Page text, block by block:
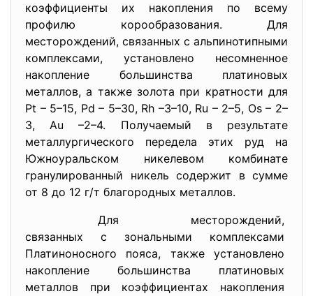
коэффициенты их накопления по всему
профилю корообразования. Для
месторождений, связанных с альпинотипными
комплексами, установлено несомненное
накопление большинства платиновых
металлов, а также золота при кратности для
Pt – 5–15, Pd – 5–30, Rh –3–10, Ru – 2–5, Os – 2–
3, Au –2–4. Получаемый в результате
металлургического передела этих руд на
Южноуральском никелевом комбинате
гранулированный никель содержит в сумме
от 8 до 12 г/т благородных металлов.
Для месторождений,
связанных с зональными комплексами
Платиноносного пояса, также установлено
накопление большинства платиновых
металлов при коэффициентах накопления